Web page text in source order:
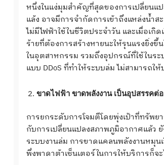
หนึ่งในแง่มุมสำคัญที่สุดของการเปลี่ยนแ
แล้ง อาจมีการจำกัดการเข้าถึงแหล่งน้ำ
ไม่มีไฟฟ้าใช้ในชีวิตประจำวัน และเมื่อเ
ร้ายที่ต้องการสร้างหายนะให้รุนแรงยิ่งขึ้
ในอุตสาหกรรม รวมถึงอุปกรณ์ที่ใช้ในระ
แบบ DDoS ที่ทำให้ระบบล่ม ไม่สามารถใ
ขาดไฟฟ้า ขาดพลังงาน เป็นอุปสรรคต่
การยกระดับการโจมตีโดยพุ่งเป้าที่ทรัพ
กับการเปลี่ยนแปลงสภาพภูมิอากาศแล้ว
ระบบงานล่ม การขาดแคลนพลังงานหมุ
พึ่งพาดาต้าเซ็นเตอร์ในการให้บริการก็จ